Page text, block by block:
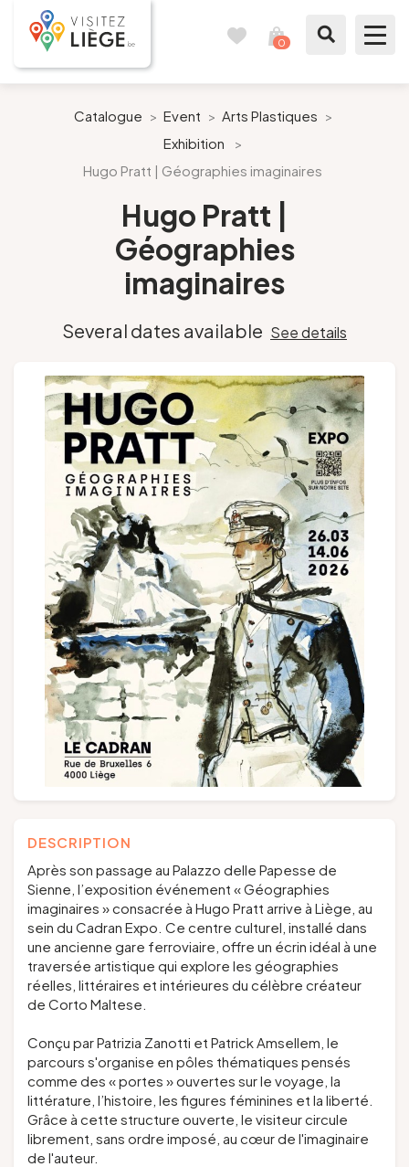
0
Prepare my stay
Our suggestions
Follow us
Presse
Groups and tour operators
EN NL DE
Catalogue > Event > Arts Plastiques >
Exhibition
>
Hugo Pratt | Géographies imaginaires
Hugo Pratt |
Géographies
imaginaires
Several dates available See details
DESCRIPTION
Après son passage au Palazzo delle Papesse de
Sienne, l’exposition événement « Géographies
imaginaires » consacrée à Hugo Pratt arrive à Liège, au
sein du Cadran Expo. Ce centre culturel, installé dans
une ancienne gare ferroviaire, offre un écrin idéal à une
traversée artistique qui explore les géographies
réelles, littéraires et intérieures du célèbre créateur
de Corto Maltese.
Conçu par Patrizia Zanotti et Patrick Amsellem, le
parcours s'organise en pôles thématiques pensés
comme des « portes » ouvertes sur le voyage, la
littérature, l’histoire, les figures féminines et la liberté.
Grâce à cette structure ouverte, le visiteur circule
librement, sans ordre imposé, au cœur de l'imaginaire
de l'auteur.